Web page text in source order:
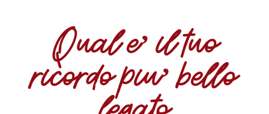
Qual e’ il tuo
ricordo piu’ bello